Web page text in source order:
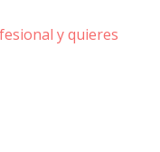
y quieres